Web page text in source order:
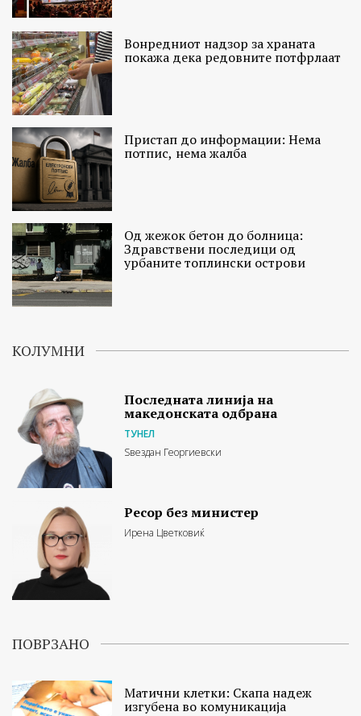
Вонредниот надзор за храната
покажа дека редовните потфрлаат
Пристап до информации: Нема
потпис, нема жалба
Од жежок бетон до болница:
Здравствени последици од
урбаните топлински острови
КОЛУМНИ
Последната линија на
македонската одбрана
ТУНЕЛ
Ѕвездан Георгиевски
Ресор без министер
Ирена Цветковиќ
ПОВРЗАНО
Матични клетки: Скапа надеж
изгубена во комуникација